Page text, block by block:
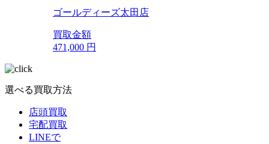
ゴールディーズ太田店
買取金額
471,000 円
選べる買取方法
店頭買取
宅配買取
LINEで